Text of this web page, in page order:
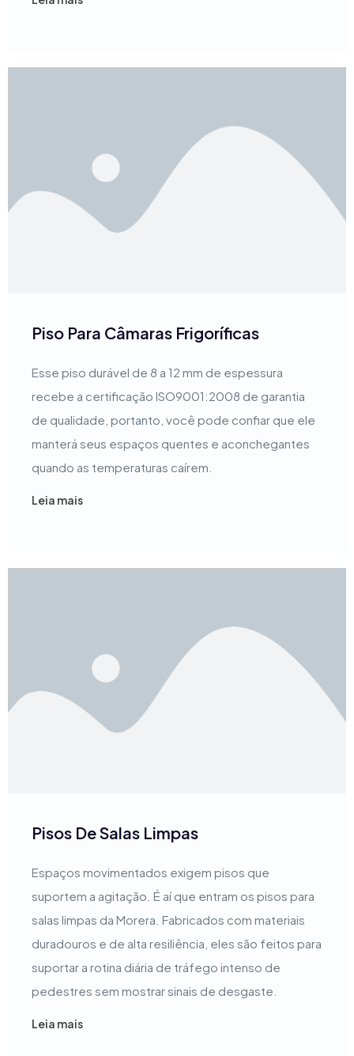
Piso Para Câmaras Frigoríficas
Esse piso durável de 8 a 12 mm de espessura
recebe a certificação ISO9001:2008 de garantia
de qualidade, portanto, você pode confiar que ele
manterá seus espaços quentes e aconchegantes
quando as temperaturas caírem.
Leia mais
Pisos De Salas Limpas
Espaços movimentados exigem pisos que
suportem a agitação. É aí que entram os pisos para
salas limpas da Morera. Fabricados com materiais
duradouros e de alta resiliência, eles são feitos para
suportar a rotina diária de tráfego intenso de
pedestres sem mostrar sinais de desgaste.
Leia mais